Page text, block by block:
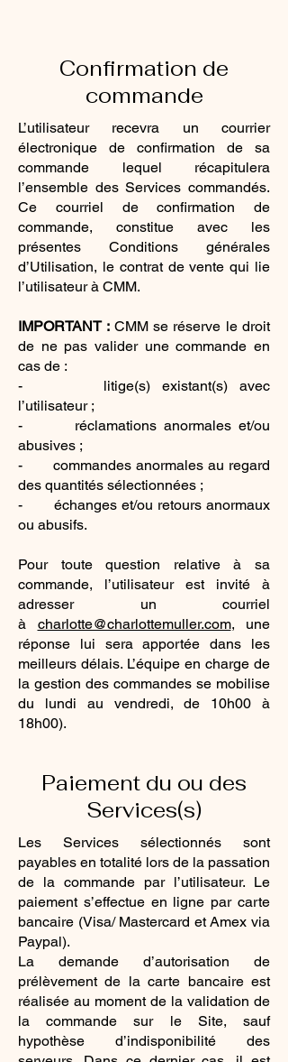
Confirmation de
commande
L’utilisateur recevra un courrier
électronique de confirmation de sa
commande lequel récapitulera
l’ensemble des Services commandés.
Ce courriel de confirmation de
commande, constitue avec les
présentes Conditions générales
d’Utilisation, le contrat de vente qui lie
l’utilisateur à CMM.
IMPORTANT : CMM se réserve le droit
de ne pas valider une commande en
cas de :
- litige(s) existant(s) avec
l’utilisateur ;
- réclamations anormales et/ou
abusives ;
- commandes anormales au regard
des quantités sélectionnées ;
- échanges et/ou retours anormaux
ou abusifs.
Pour toute question relative à sa
commande, l’utilisateur est invité à
adresser un courriel
à charlotte@charlottemuller.com, une
réponse lui sera apportée dans les
meilleurs délais. L’équipe en charge de
la gestion des commandes se mobilise
du lundi au vendredi, de 10h00 à
18h00).
Paiement du ou des
Services(s)
Les Services sélectionnés sont
payables en totalité lors de la passation
de la commande par l’utilisateur. Le
paiement s’effectue en ligne par carte
bancaire (Visa/ Mastercard et Amex via
Paypal).
La demande d’autorisation de
prélèvement de la carte bancaire est
réalisée au moment de la validation de
la commande sur le Site, sauf
hypothèse d’indisponibilité des